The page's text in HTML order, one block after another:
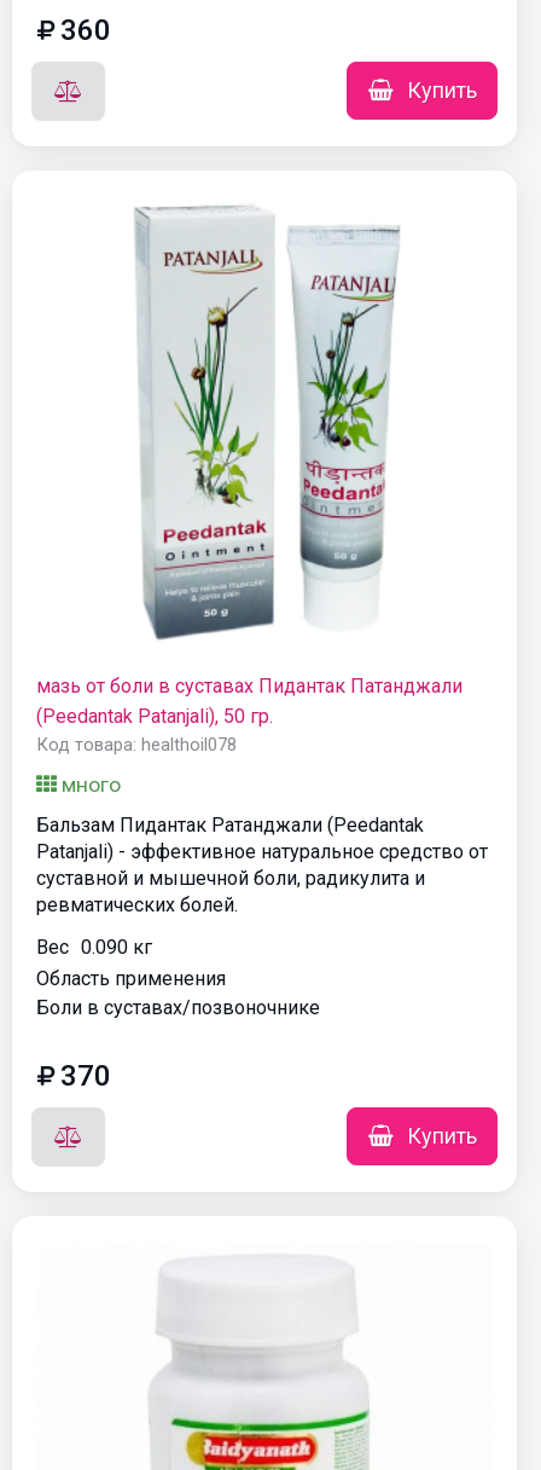
360
Купить
мазь от боли в суставах Пидантак Патанджали
(Peedantak Patanjali), 50 гр.
Код товара: healthoil078
много
Бальзам Пидантак Ратанджали (Peedantak
Patanjali) - эффективное натуральное средство от
суставной и мышечной боли, радикулита и
ревматических болей.
Вес 0.090 кг
Область применения
Боли в суставах/позвоночнике
370
Купить